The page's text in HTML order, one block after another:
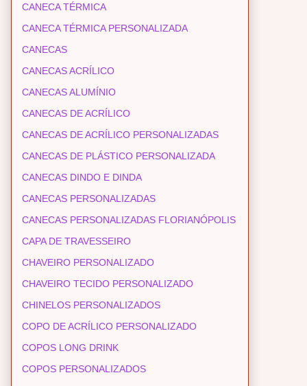
CANECA TÉRMICA
CANECA TÉRMICA PERSONALIZADA
CANECAS
CANECAS ACRÍLICO
CANECAS ALUMÍNIO
CANECAS DE ACRÍLICO
CANECAS DE ACRÍLICO PERSONALIZADAS
CANECAS DE PLÁSTICO PERSONALIZADA
CANECAS DINDO E DINDA
CANECAS PERSONALIZADAS
CANECAS PERSONALIZADAS FLORIANÓPOLIS
CAPA DE TRAVESSEIRO
CHAVEIRO PERSONALIZADO
CHAVEIRO TECIDO PERSONALIZADO
CHINELOS PERSONALIZADOS
COPO DE ACRÍLICO PERSONALIZADO
COPOS LONG DRINK
COPOS PERSONALIZADOS